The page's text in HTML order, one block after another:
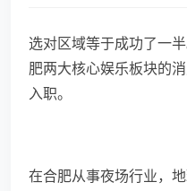
选对区域等于成功了一
肥两大核心娱乐板块的
入职。
在合肥从事夜场行业，